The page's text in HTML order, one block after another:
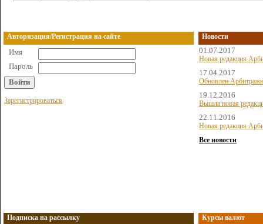
Авторизация/Регистрация на сайте
Имя
Пароль
Зарегистрироваться
Новости
01.07.2017
Новая редакция
17.04.2017
Обновлен
19.12.2016
Вышла новая
22.11.2016
Новая редакция
Все новости
Подписка на рассылку Курсы валют